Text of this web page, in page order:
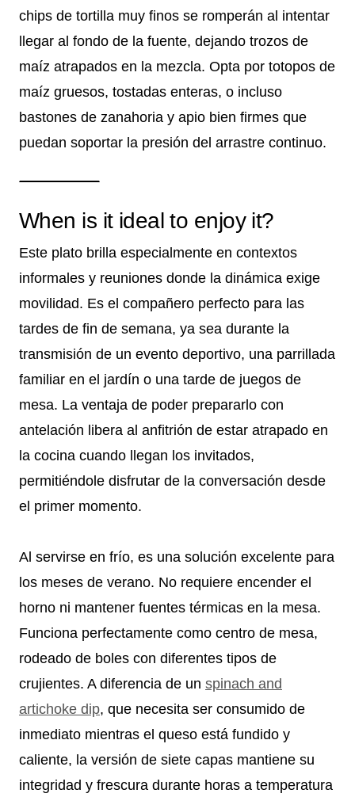
chips de tortilla muy finos se romperán al intentar
llegar al fondo de la fuente, dejando trozos de
maíz atrapados en la mezcla. Opta por totopos de
maíz gruesos, tostadas enteras, o incluso
bastones de zanahoria y apio bien firmes que
puedan soportar la presión del arrastre continuo.
When is it ideal to enjoy it?
Este plato brilla especialmente en contextos
informales y reuniones donde la dinámica exige
movilidad. Es el compañero perfecto para las
tardes de fin de semana, ya sea durante la
transmisión de un evento deportivo, una parrillada
familiar en el jardín o una tarde de juegos de
mesa. La ventaja de poder prepararlo con
antelación libera al anfitrión de estar atrapado en
la cocina cuando llegan los invitados,
permitiéndole disfrutar de la conversación desde
el primer momento.
Al servirse en frío, es una solución excelente para
los meses de verano. No requiere encender el
horno ni mantener fuentes térmicas en la mesa.
Funciona perfectamente como centro de mesa,
rodeado de boles con diferentes tipos de
crujientes. A diferencia de un spinach and
artichoke dip, que necesita ser consumido de
inmediato mientras el queso está fundido y
caliente, la versión de siete capas mantiene su
integridad y frescura durante horas a temperatura